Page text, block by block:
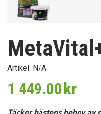
Artikel: N/A
1 449.00 kr